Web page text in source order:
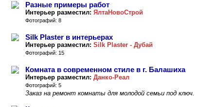
Разные примеры работ
Интерьер разместил: ЯлтаНовоСтрой
Фотографий: 8
Silk Plaster в интерьерах
Интерьер разместил: Silk Plaster - Дубай
Фотографий: 15
Комната в современном стиле в г. Балашиха
Интерьер разместил: Данко-Реал
Фотографий: 5
Заказ на ремонт комнаты для молодой семьи под ключ.